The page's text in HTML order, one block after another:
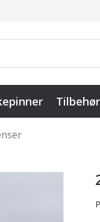
Tilbehør